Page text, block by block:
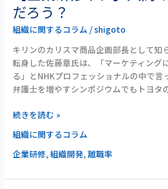
い
の
だろう？
組織に関するコラム /shigoto
キリンのカリスマ商品企画部長として知
転身した佐藤章氏は、「マーケティング
る」とNHKプロフェッショナルの中で言
弁護士を増やすシンポジウムでもトヨタ
業
研
修
ネ
タ】
人
間
の
能
力
っ
て
何
続きを読む »
組織に関するコラム
企業研修,組織開発,離職率